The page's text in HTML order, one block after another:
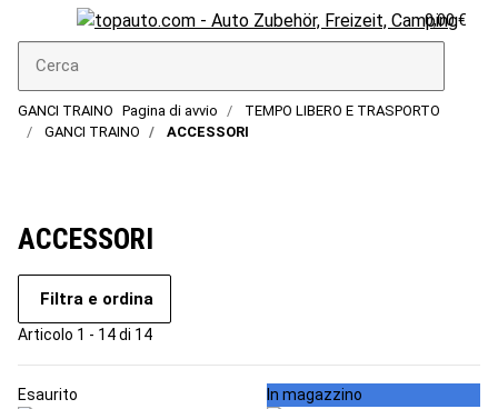
0,00 €
GANCI TRAINO Pagina di avvio
TEMPO LIBERO E TRASPORTO
GANCI TRAINO
ACCESSORI
ACCESSORI
Filtra e ordina
Articolo 1 - 14 di 14
Esaurito In magazzino